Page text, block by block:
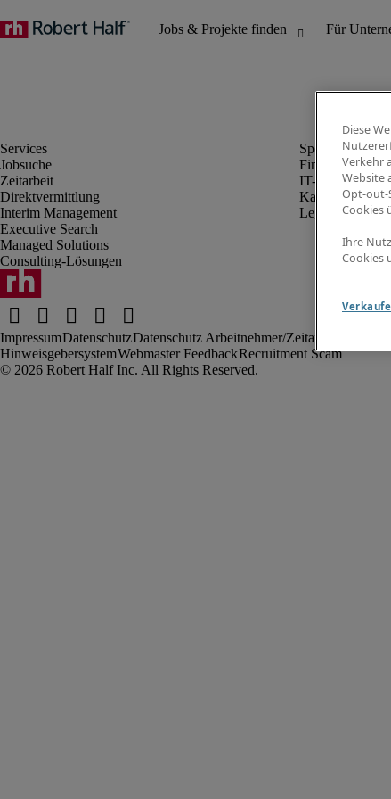
Jobsuche
Zeitarbeit
Direktvermittlung
Interim Management
Executive Search
Managed Solutions
Consulting-Lösungen
Finanz- &
IT-Bereich
Legal
ImpressumDatenschutzDatenschutz Arbeitnehmer/Zeitarbeitskräfte
HinweisgebersystemWebmaster FeedbackRecruitment Scam
Diese
Verkehr
Website
Opt-out-
Cookies
Ihre
Cookies